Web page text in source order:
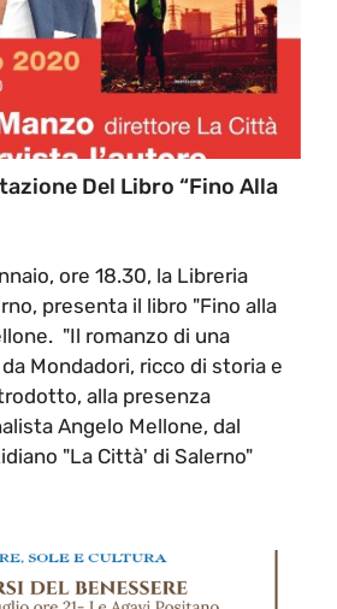
Del Libro “Fino Alla
ore 18.30, la Libreria
presenta il libro "Fino alla
"Il romanzo di una
Mondadori, ricco di storia e
alla presenza
Angelo Mellone, dal
"La Città' di Salerno"